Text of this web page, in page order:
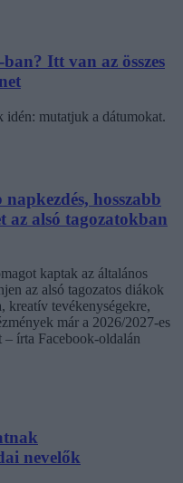
Itt van az összes
idén: mutatjuk a dátumokat.
hosszabb
az alsó tagozatokban
kaptak az általános
az alsó tagozatos diákok
kreatív tevékenységekre,
már a 2026/2027-es
– írta Facebook-oldalán
nevelők